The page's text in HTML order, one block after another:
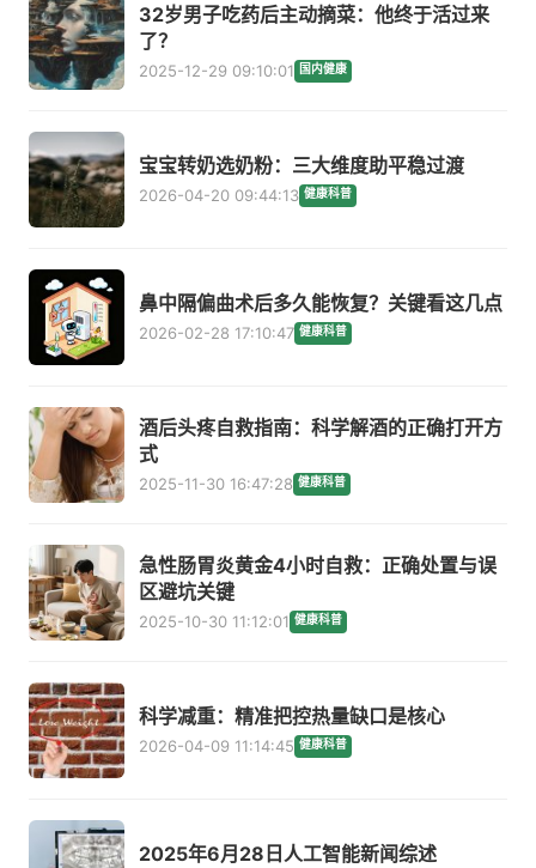
32岁男子吃药后主动摘菜：他终于活过来
了？
2025-12-29 09:10:01 国内健康
宝宝转奶选奶粉：三大维度助平稳过渡
2026-04-20 09:44:13 健康科普
鼻中隔偏曲术后多久能恢复？关键看这几点
2026-02-28 17:10:47 健康科普
酒后头疼自救指南：科学解酒的正确打开方
式
2025-11-30 16:47:28 健康科普
急性肠胃炎黄金4小时自救：正确处置与误
区避坑关键
2025-10-30 11:12:01 健康科普
科学减重：精准把控热量缺口是核心
2026-04-09 11:14:45 健康科普
2025年6月28日人工智能新闻综述